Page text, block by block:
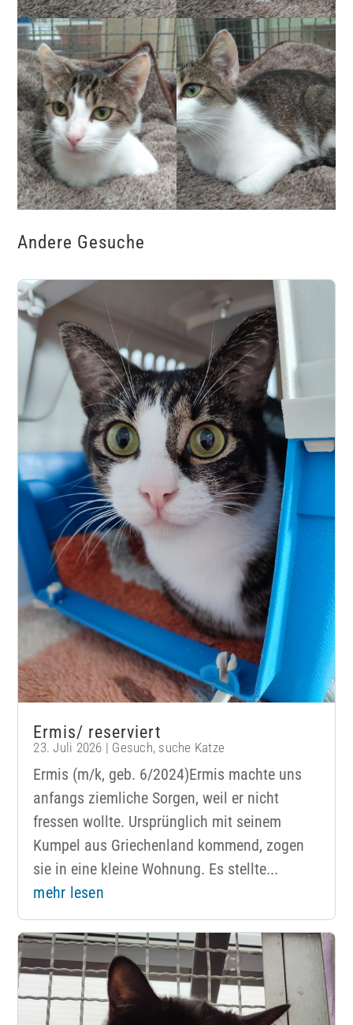
Andere Gesuche
Ermis/ reserviert
23. Juli 2026 | Gesuch, suche Katze
Ermis (m/k, geb. 6/2024)Ermis machte uns
anfangs ziemliche Sorgen, weil er nicht
fressen wollte. Ursprünglich mit seinem
Kumpel aus Griechenland kommend, zogen
sie in eine kleine Wohnung. Es stellte...
mehr lesen